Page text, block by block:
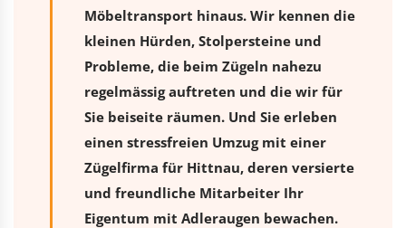
Möbeltransport hinaus. Wir kennen die
kleinen Hürden, Stolpersteine und
Probleme, die beim Zügeln nahezu
regelmässig auftreten und die wir für
Sie beiseite räumen. Und Sie erleben
einen stressfreien Umzugmit einer
Zügelfirma für Hittnau, deren versierte
und freundliche Mitarbeiter Ihr
Eigentum mit Adleraugen bewachen.